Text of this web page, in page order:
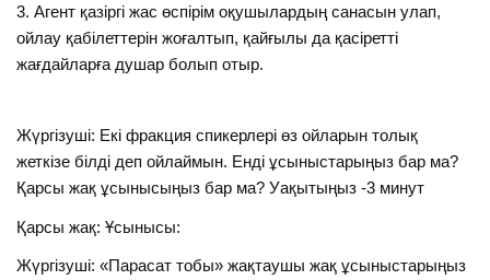
3. Агент қазіргі жас өспірім оқушылардың санасын улап,
ойлау қабілеттерін жоғалтып, қайғылы да қасіретті
жағдайларға душар болып отыр.
Жүргізуші: Екі фракция спикерлері өз ойларын толық
жеткізе білді деп ойлаймын. Енді ұсыныстарыңыз бар ма?
Қарсы жақ ұсынысыңыз бар ма? Уақытыңыз -3 минут
Қарсы жақ: Ұсынысы:
Жүргізуші: «Парасат тобы» жақтаушы жақ ұсыныстарыңыз